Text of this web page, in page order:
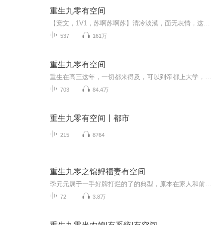
重生九零有空间
537 161万
重生九零有空间
703 84.4万
重生九零有空间丨都市
215 8764
重生九零之锦鲤福妻有空间
72 3.8万